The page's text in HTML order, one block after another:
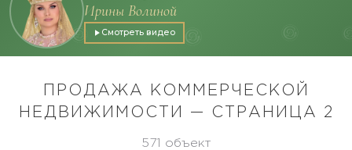
Ирины Волиной
Смотреть видео
ПРОДАЖА КОММЕРЧЕСКОЙ
НЕДВИЖИМОСТИ — СТРАНИЦА 2
571 объект